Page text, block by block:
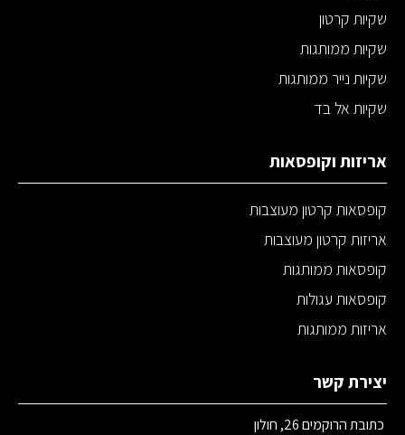
שקיות קרטון
שקיות ממותגות
שקיות נייר ממותגות
שקיות אל בד
אריזות וקופסאות
קופסאות קרטון מעוצבות
אריזות קרטון מעוצבות
קופסאות ממותגות
קופסאות עגולות
אריזות ממותגות
יצירת קשר
כתובת הרוקמים 26, חולון